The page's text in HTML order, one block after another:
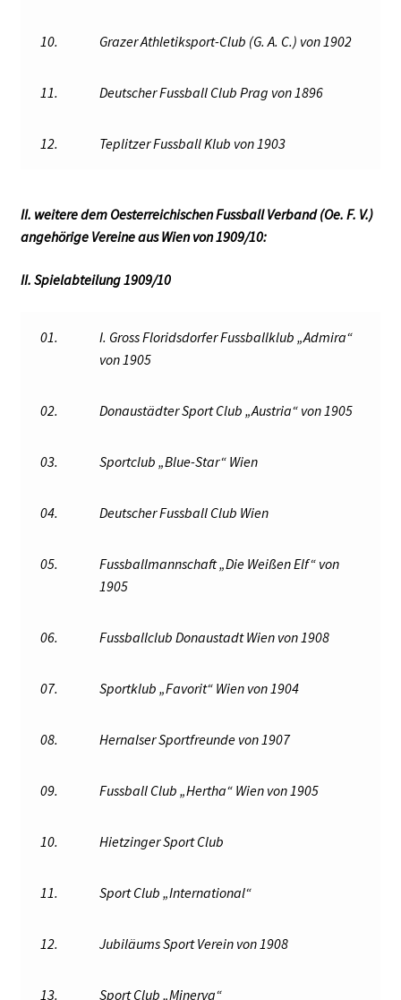
10. Grazer Athletiksport-Club (G. A. C.) von 1902
11. Deutscher Fussball Club Prag von 1896
12. Teplitzer Fussball Klub von 1903
II. weitere dem Oesterreichischen Fussball Verband (Oe. F. V.)
angehörige Vereine aus Wien von 1909/10:
II. Spielabteilung 1909/10
01.
I. Gross Floridsdorfer Fussballklub „Admira“
von 1905
02. Donaustädter Sport Club „Austria“ von 1905
03. Sportclub „Blue-Star“ Wien
04. Deutscher Fussball Club Wien
05.
Fussballmannschaft „Die Weißen Elf“ von
1905
06. Fussballclub Donaustadt Wien von 1908
07. Sportklub „Favorit“ Wien von 1904
08. Hernalser Sportfreunde von 1907
09. Fussball Club „Hertha“ Wien von 1905
10. Hietzinger Sport Club
11. Sport Club „International“
12. Jubiläums Sport Verein von 1908
13. Sport Club „Minerva“